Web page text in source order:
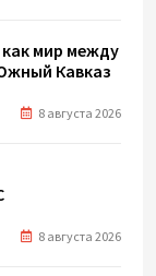
мир между
Кавказ
8 августа 2026
8 августа 2026